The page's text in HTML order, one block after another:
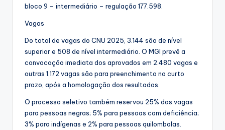
bloco 9 – intermediário – regulação 177.598.
Vagas
Do total de vagas do CNU 2025, 3.144 são de nível
superior e 508 de nível intermediário. O MGI prevê a
convocação imediata dos aprovados em 2.480 vagas e
outras 1.172 vagas são para preenchimento no curto
prazo, após a homologação dos resultados​.
O processo seletivo também reservou 25% das vagas
para pessoas negras; 5% para pessoas com deficiência;
3% para indígenas e 2% para pessoas quilombolas.